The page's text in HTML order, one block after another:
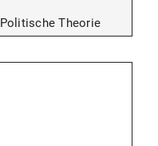
Theorie